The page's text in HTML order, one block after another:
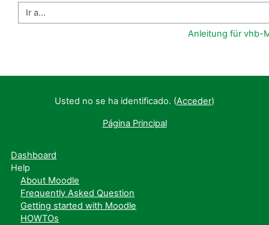
Ir a...
Anleitung für vhb-
Usted no se ha identificado. (Acceder)
Página Principal
Dashboard
Help
About Moodle
Frequently Asked Question
Getting started with Moodle
HOWTOs